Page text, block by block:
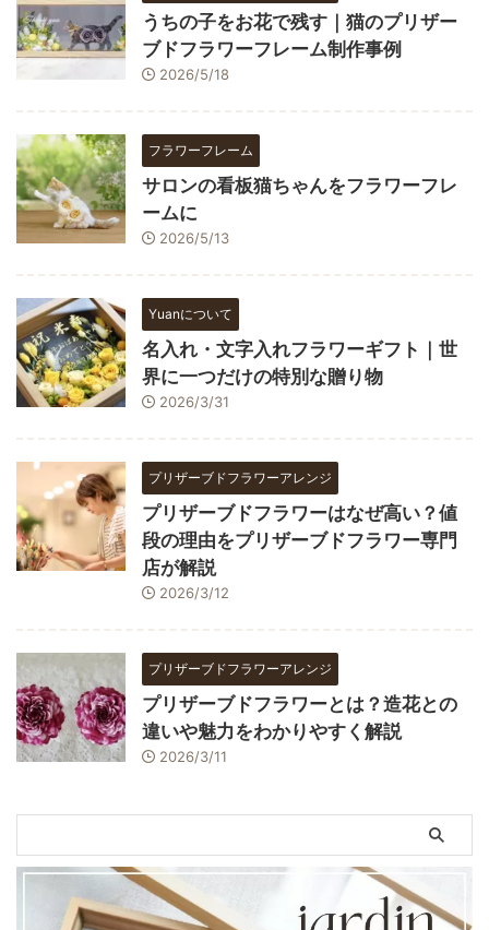
うちの子をお花で残す｜猫のプリザー
ブドフラワーフレーム制作事例
2026/5/18
フラワーフレーム
サロンの看板猫ちゃんをフラワーフレ
ームに
2026/5/13
Yuanについて
名入れ・文字入れフラワーギフト｜世
界に一つだけの特別な贈り物
2026/3/31
プリザーブドフラワーアレンジ
プリザーブドフラワーはなぜ高い？値
段の理由をプリザーブドフラワー専門
店が解説
2026/3/12
プリザーブドフラワーアレンジ
プリザーブドフラワーとは？造花との
違いや魅力をわかりやすく解説
2026/3/11